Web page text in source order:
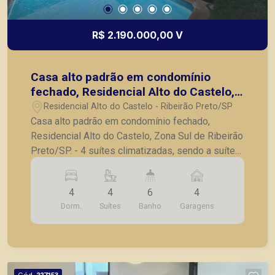
R$ 2.190.000,00 V
Casa alto padrão em condomínio
fechado, Residencial Alto do Castelo,
Zona Sul de Ribeirão Preto/SP.
Residencial Alto do Castelo - Ribeirão Preto/SP
Casa alto padrão em condomínio fechado,
Residencial Alto do Castelo, Zona Sul de Ribeirão
Preto/SP. - 4 suítes climatizadas, sendo a suíte
master com closet e banheira de
hidromassagem; - 1 suíte localizada no
pavimento térreo; - Lavabo; - Living integrado em
3 ambientes; - Espaço home theater com painel
de projeção; - Cozinha gourmet integrada, com
chuveiro; - Piscina aquecida com hidromassagem
4
Dorm.
4
Suítes
6
Banho
4
Garagens